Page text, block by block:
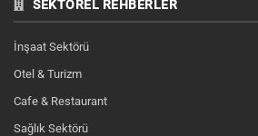
SEKTÖREL REHBERLER
İnşaat Sektörü
Otel & Turizm
Cafe & Restaurant
Sağlık Sektörü